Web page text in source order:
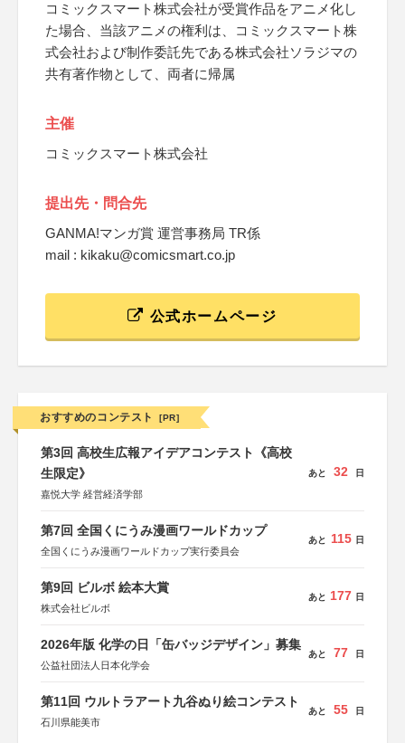
コミックスマート株式会社が受賞作品をアニメ化し
た場合、当該アニメの権利は、コミックスマート株
式会社および制作委託先である株式会社ソラジマの
共有著作物として、両者に帰属
主催
コミックスマート株式会社
提出先・問合先
GANMA!マンガ賞 運営事務局 TR係
mail : kikaku@comicsmart.co.jp
公式ホームページ
おすすめのコンテスト [PR]
第3回 高校生広報アイデアコンテスト《高校
生限定》
嘉悦大学 経営経済学部
あと 32 日
第7回 全国くにうみ漫画ワールドカップ
全国くにうみ漫画ワールドカップ実行委員会
あと 115 日
第9回 ビルボ 絵本大賞
株式会社ビルボ
あと 177 日
2026年版 化学の日「缶バッジデザイン」募集
公益社団法人日本化学会
あと 77 日
第11回 ウルトラアート九谷ぬり絵コンテスト
石川県能美市
あと 55 日